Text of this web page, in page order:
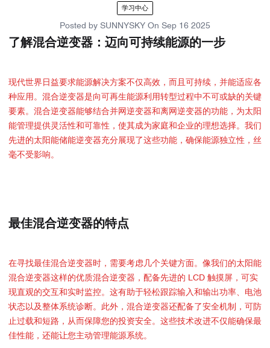
学习中心
Posted by SUNNYSKY On Sep 16 2025
了解混合逆变器：迈向可持续能源的一步
现代世界日益要求能源解决方案不仅高效，而且可持续，并能适应各
种应用。混合逆变器是向可再生能源利用转型过程中不可或缺的关键
要素。混合逆变器能够结合并网逆变器和离网逆变器的功能，为太阳
能管理提供灵活性和可靠性，使其成为家庭和企业的理想选择。我们
先进的太阳能储能逆变器充分展现了这些功能，确保能源独立性，丝
毫不受影响。
最佳混合逆变器的特点
在寻找最佳混合逆变器时，需要考虑几个关键方面。像我们的太阳能
混合逆变器这样的优质混合逆变器，配备先进的 LCD 触摸屏，可实
现直观的交互和实时监控。这有助于轻松跟踪输入和输出功率、电池
状态以及整体系统诊断。此外，混合逆变器还配备了安全机制，可防
止过载和短路，从而保障您的投资安全。这些技术改进不仅能确保最
佳性能，还能让您主动管理能源系统。